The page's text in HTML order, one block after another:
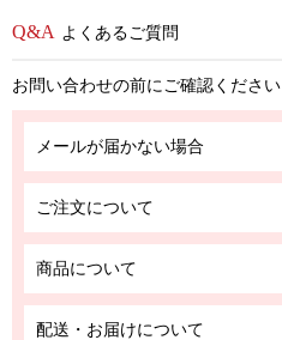
よくあるご質問
お問い合わせの前にご確認ください
メールが届かない場合
ご注文について
商品について
配送・お届けについて